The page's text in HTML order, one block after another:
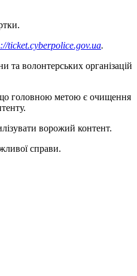
ticket.cyberpolice.gov.ua.
та волонтерських організацій
що головною метою є очищення
ворожий контент.
справи.